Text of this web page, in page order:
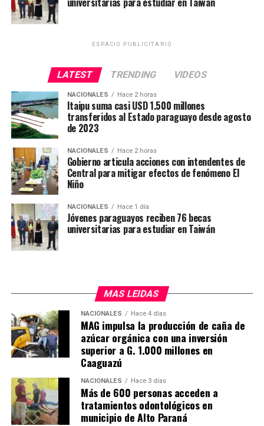
parte de los Organismos y Entidades del Estado (OEE).
ESPACIO PUBLICITARIO
LATEST TRENDING VIDEOS
NACIONALES Hace 2 horas
Itaipu suma casi USD 1.500 millones
transferidos al Estado paraguayo desde agosto
de 2023
NACIONALES Hace 2 horas
Gobierno articula acciones con intendentes de
Central para mitigar efectos de fenómeno El
Niño
NACIONALES Hace 1 día
Jóvenes paraguayos reciben 76 becas
universitarias para estudiar en Taiwán
MAS LEIDAS
NACIONALES Hace 4 días
MAG impulsa la producción de caña de
azúcar orgánica con una inversión
superior a G. 1.000 millones en
Caaguazú
NACIONALES Hace 3 días
Más de 600 personas acceden a
tratamientos odontológicos en
municipio de Alto Paraná